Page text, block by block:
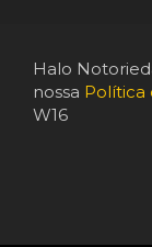
Halo
nossa Política
W16